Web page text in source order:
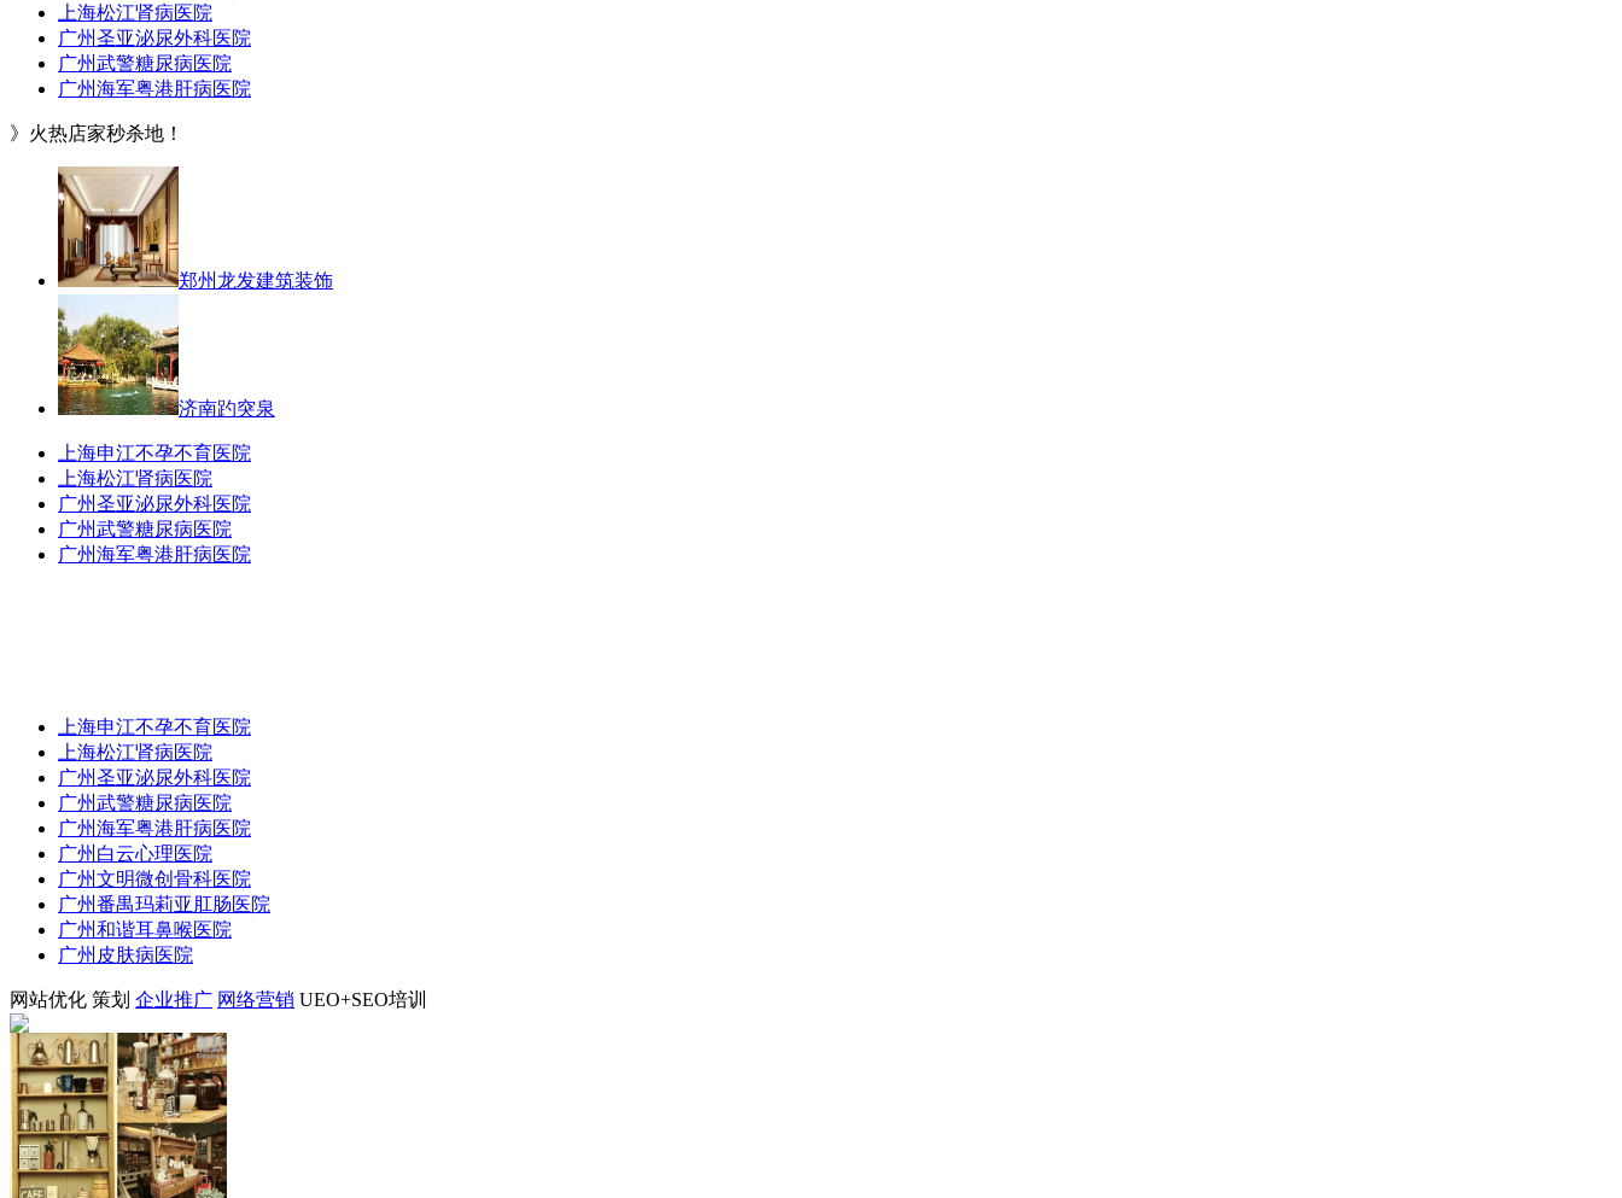
上海松江肾病医院
广州圣亚泌尿外科医院
广州武警糖尿病医院
广州海军粤港肝病医院
》火热店家秒杀地！
郑州龙发建筑装饰
济南趵突泉
上海申江不孕不育医院
上海松江肾病医院
广州圣亚泌尿外科医院
广州武警糖尿病医院
广州海军粤港肝病医院
上海申江不孕不育医院
上海松江肾病医院
广州圣亚泌尿外科医院
广州武警糖尿病医院
广州海军粤港肝病医院
广州白云心理医院
广州文明微创骨科医院
广州番禺玛莉亚肛肠医院
广州和谐耳鼻喉医院
广州皮肤病医院
网站优化 策划 企业推广 网络营销 UEO+SEO培训